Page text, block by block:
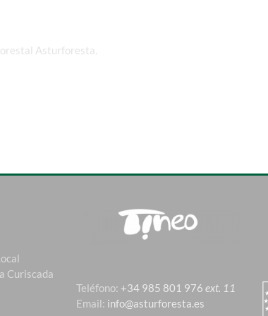
Asturforesta.
Curiscada
Teléfono: +34 985 801 976ext. 11
Email: info@asturforesta.es